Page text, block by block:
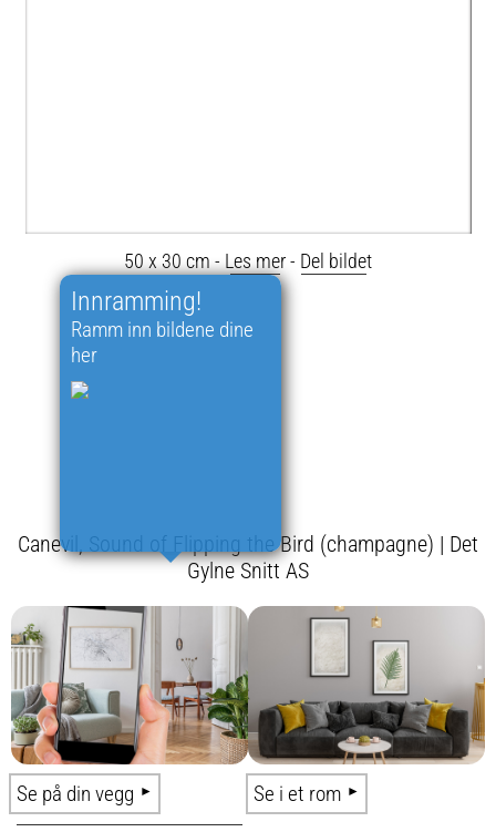
50 x 30 cm -Les mer - Del bildet
Innramming!
Ramm inn bildene dine
her
Canevil, Sound of Flipping the Bird (champagne) | Det
Gylne Snitt AS
Se på din vegg Se i et rom